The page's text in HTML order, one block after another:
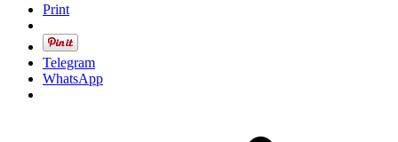
Print
Telegram
WhatsApp